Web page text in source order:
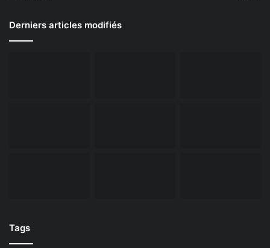
Derniers articles modifiés
Tags